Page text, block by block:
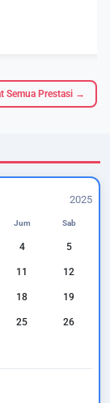
Semua Prestasi →
2025
Jum Sab
4 5
11 12
18 19
25 26